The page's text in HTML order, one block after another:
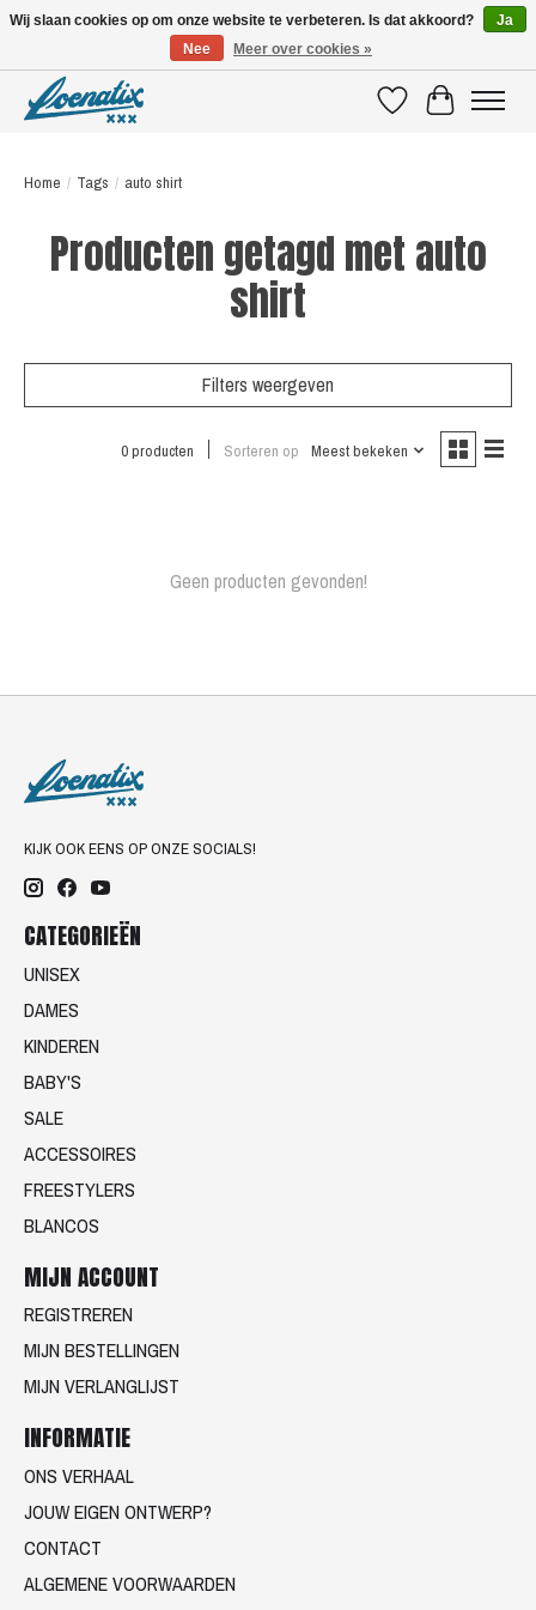
VerlanglijstWinkelwagen
Home / Tags / auto shirt
Producten getagd met auto
shirt
Filters weergeven
0 producten Sorteren op Meest bekeken
Geen producten gevonden!
KIJK OOK EENS OP ONZE SOCIALS!
CATEGORIEËN
UNISEX
DAMES
KINDEREN
BABY'S
SALE
ACCESSOIRES
FREESTYLERS
BLANCOS
MIJN ACCOUNT
REGISTREREN
MIJN BESTELLINGEN
MIJN VERLANGLIJST
INFORMATIE
ONS VERHAAL
JOUW EIGEN ONTWERP?
CONTACT
ALGEMENE VOORWAARDEN
Wij slaan cookies op om onze website te verbeteren. Is dat akkoord?
Ja
Nee
Meer over cookies »